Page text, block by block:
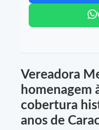
Vereadora
homenagem
cobertura
anos de